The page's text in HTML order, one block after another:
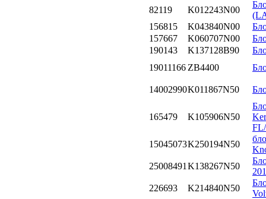
82119
K012243N00
156815
K043840N00
157667
K060707N00
190143
K137128B90
19011166 ZB4400
14002990K011867N50
165479 K105906N50
15045073K250194N50
25008491 K138267N50
226693
K214840N50